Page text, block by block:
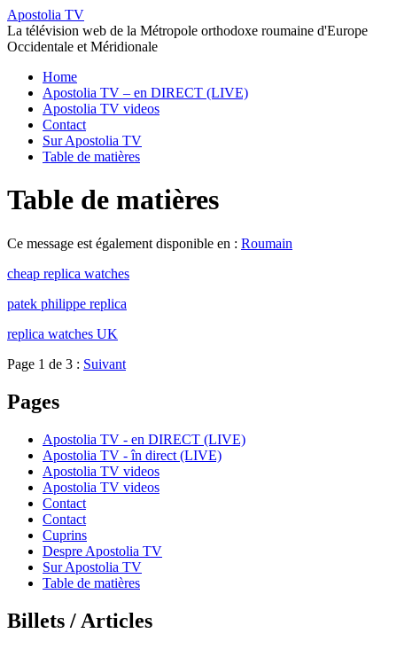
Apostolia TV
La télévision web de la Métropole orthodoxe roumaine d'Europe
Occidentale et Méridionale
Home
Apostolia TV – en DIRECT (LIVE)
Apostolia TV videos
Contact
Sur Apostolia TV
Table de matières
Table de matières
Ce message est également disponible en : Roumain
cheap replica watches
patek philippe replica
replica watches UK
Page 1 de 3 : Suivant
Pages
Apostolia TV - en DIRECT (LIVE)
Apostolia TV - în direct (LIVE)
Apostolia TV videos
Apostolia TV videos
Contact
Contact
Cuprins
Despre Apostolia TV
Sur Apostolia TV
Table de matières
Billets / Articles